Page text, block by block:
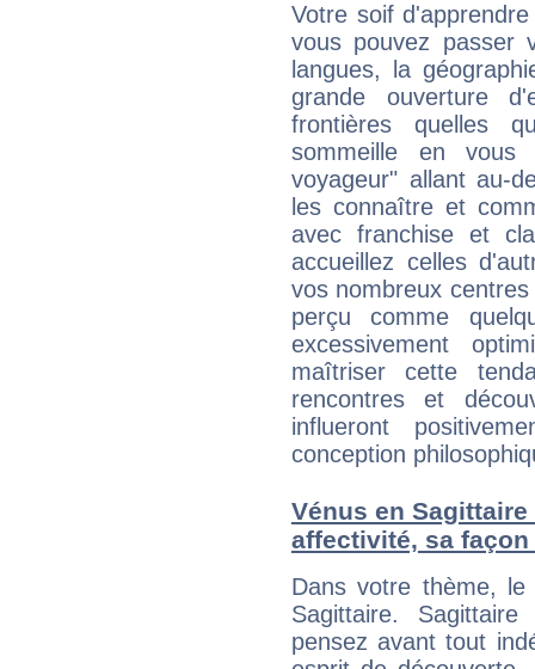
Votre soif
vous pouvez passer
langues, la
grande ouverture
frontières quelles
sommeille en
voyageur" allant au-
les connaître et
avec franchise et
accueillez celles
vos nombreux
perçu comme
excessivement
maîtriser cette
rencontres et
influeront
conception
Vénus en
affectivité, sa
Dans votre thème,
Sagittaire.
pensez avant tout